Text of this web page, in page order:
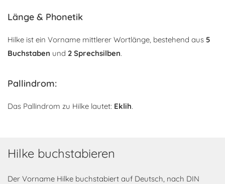
Länge & Phonetik
Hilke ist ein Vorname mittlerer Wortlänge, bestehend aus 5
Buchstaben und 2 Sprechsilben.
Pallindrom:
Das Pallindrom zu Hilke lautet: Eklih.
Hilke buchstabieren
Der Vorname Hilke buchstabiert auf Deutsch, nach DIN